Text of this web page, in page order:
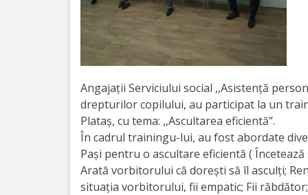
Strategia
Managementul
instituției
Planuri
Angajații Serviciului social ,,Asistență
drepturilor copilului, au participat la un
Plataș, cu tema: ,,Ascultarea eficientă”.
În cadrul trainingu-lui, au fost abordate
Pași pentru o ascultare eficientă (
Arată vorbitorului că dorești să îl asculți;
situația vorbitorului, fii empatic; Fii